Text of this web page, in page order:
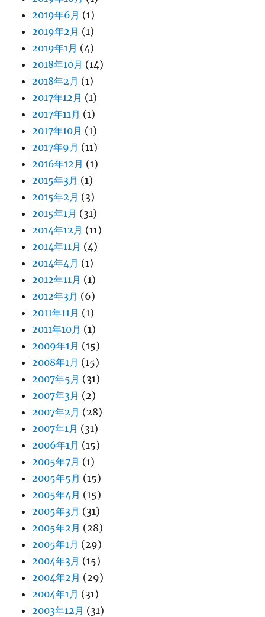
2019年6月 (1)
2019年2月 (1)
2019年1月 (4)
2018年10月 (14)
2018年2月 (1)
2017年12月 (1)
2017年11月 (1)
2017年10月 (1)
2017年9月 (11)
2016年12月 (1)
2015年3月 (1)
2015年2月 (3)
2015年1月 (31)
2014年12月 (11)
2014年11月 (4)
2014年4月 (1)
2012年11月 (1)
2012年3月 (6)
2011年11月 (1)
2011年10月 (1)
2009年1月 (15)
2008年1月 (15)
2007年5月 (31)
2007年3月 (2)
2007年2月 (28)
2007年1月 (31)
2006年1月 (15)
2005年7月 (1)
2005年5月 (15)
2005年4月 (15)
2005年3月 (31)
2005年2月 (28)
2005年1月 (29)
2004年3月 (15)
2004年2月 (29)
2004年1月 (31)
2003年12月 (31)